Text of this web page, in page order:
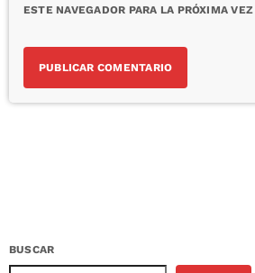
ESTE NAVEGADOR PARA LA PRÓXIMA
BUSCAR